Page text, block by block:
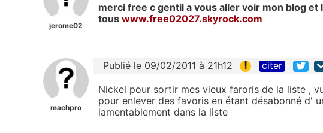
jerome02
merci free c gentil a vous aller voir mon blog
tous www.free02027.skyrock.com
machpro
Publié le 09/02/2011 à 21h12 ! citer
Nickel pour sortir mes vieux faroris de la liste ,
pour enlever des favoris en étant désabonné d'
lamentablement dans la liste